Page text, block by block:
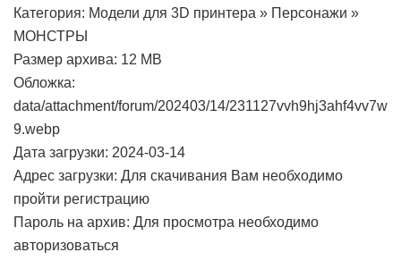
Категория: Модели для 3D принтера » Персонажи »
МОНСТРЫ
Размер архива: 12 MB
Обложка:
data/attachment/forum/202403/14/231127vvh9hj3ahf4vv7w
9.webp
Дата загрузки: 2024-03-14
Адрес загрузки: Для скачивания Вам необходимо
пройти регистрацию
Пароль на архив: Для просмотра необходимо
авторизоваться